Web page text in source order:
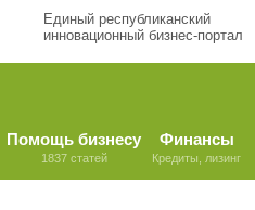
Единый республиканский
инновационный бизнес-портал
Помощь бизнесу
1837 статей
Финансы
Кредиты, лизинг